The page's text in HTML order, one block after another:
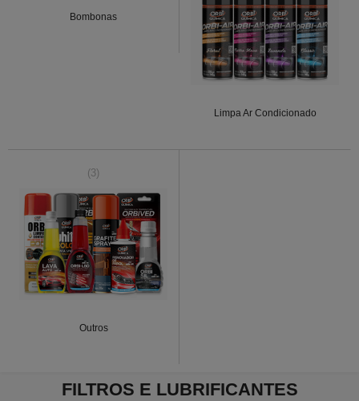
Bombonas
Limpa Ar Condicionado
(3)
Outros
FILTROS E LUBRIFICANTES